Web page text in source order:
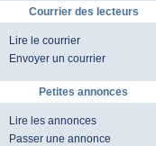
Courrier des lecteurs
Lire le courrier
Envoyer un courrier
Petites annonces
Lire les annonces
Passer une annonce